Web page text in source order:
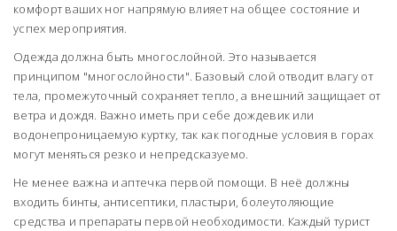
комфорт ваших ног напрямую влияет на общее состояние и
успех мероприятия.
Одежда должна быть многослойной. Это называется
принципом "многослойности". Базовый слой отводит влагу от
тела, промежуточный сохраняет тепло, а внешний защищает от
ветра и дождя. Важно иметь при себе дождевик или
водонепроницаемую куртку, так как погодные условия в горах
могут меняться резко и непредсказуемо.
Не менее важна и аптечка первой помощи. В неё должны
входить бинты, антисептики, пластыри, болеутоляющие
средства и препараты первой необходимости. Каждый турист